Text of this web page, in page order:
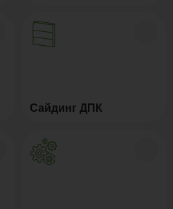
Сайдинг ДПК